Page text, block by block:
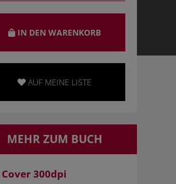
IN DEN WARENKORB
AUF MEINE LISTE
MEHR ZUM BUCH
Cover 300dpi